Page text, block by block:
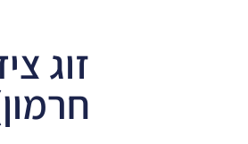
זוג
חרמון) 32 ליטר פלוס 12